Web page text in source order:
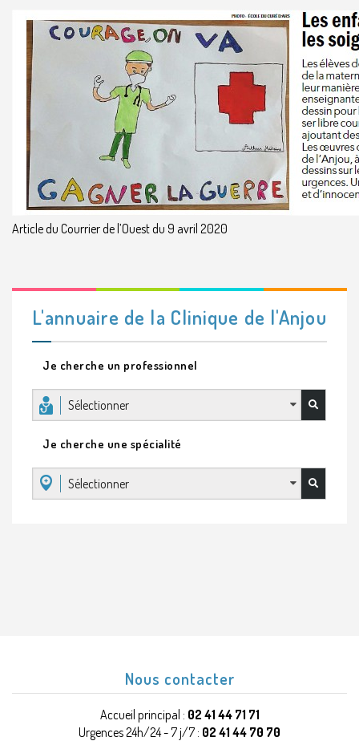
Article du Courrier de l’Ouest du 9 avril 2020
L'annuaire de la Clinique de l'Anjou
Je cherche un professionnel
Sélectionner
Je cherche une spécialité
Sélectionner
Nous contacter
Accueil principal : 02 41 44 71 71
Urgences 24h/24 - 7 j/7 : 02 41 44 70 70